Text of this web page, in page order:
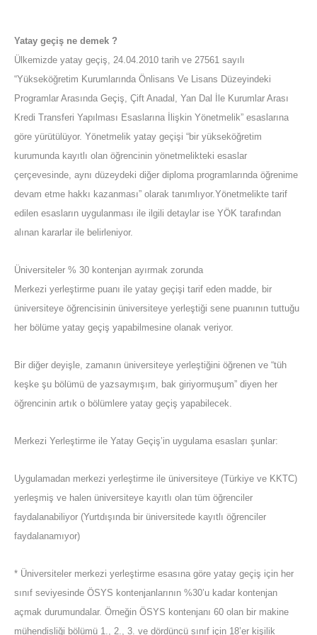
Yatay geçiş ne demek ?
Ülkemizde yatay geçiş, 24.04.2010 tarih ve 27561 sayılı
“Yükseköğretim Kurumlarında Önlisans Ve Lisans Düzeyindeki
Programlar Arasında Geçiş, Çift Anadal, Yan Dal İle Kurumlar Arası
Kredi Transferi Yapılması Esaslarına İlişkin Yönetmelik” esaslarına
göre yürütülüyor. Yönetmelik yatay geçişi “bir yükseköğretim
kurumunda kayıtlı olan öğrencinin yönetmelikteki esaslar
çerçevesinde, aynı düzeydeki diğer diploma programlarında öğrenime
devam etme hakkı kazanması” olarak tanımlıyor.Yönetmelikte tarif
edilen esasların uygulanması ile ilgili detaylar ise YÖK tarafından
alınan kararlar ile belirleniyor.
Üniversiteler % 30 kontenjan ayırmak zorunda
Merkezi yerleştirme puanı ile yatay geçişi tarif eden madde, bir
üniversiteye öğrencisinin üniversiteye yerleştiği sene puanının tuttuğu
her bölüme yatay geçiş yapabilmesine olanak veriyor.
Bir diğer deyişle, zamanın üniversiteye yerleştiğini öğrenen ve “tüh
keşke şu bölümü de yazsaymışım, bak giriyormuşum” diyen her
öğrencinin artık o bölümlere yatay geçiş yapabilecek.
Merkezi Yerleştirme ile Yatay Geçiş’in uygulama esasları şunlar:
Uygulamadan merkezi yerleştirme ile üniversiteye (Türkiye ve KKTC)
yerleşmiş ve halen üniversiteye kayıtlı olan tüm öğrenciler
faydalanabiliyor (Yurtdışında bir üniversitede kayıtlı öğrenciler
faydalanamıyor)
* Üniversiteler merkezi yerleştirme esasına göre yatay geçiş için her
sınıf seviyesinde ÖSYS kontenjanlarının %30’u kadar kontenjan
açmak durumundalar. Örneğin ÖSYS kontenjanı 60 olan bir makine
mühendisliği bölümü 1., 2., 3. ve dördüncü sınıf için 18’er kişilik